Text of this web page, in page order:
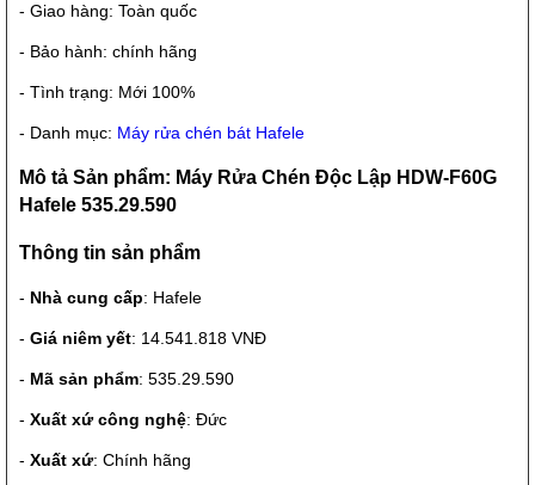
- Giao hàng: Toàn quốc
- Bảo hành: chính hãng
- Tình trạng: Mới 100%
- Danh mục: Máy rửa chén bát Hafele
Mô tả Sản phẩm: Máy Rửa Chén Độc Lập HDW-F60G
Hafele 535.29.590
Thông tin sản phẩm
- Nhà cung cấp: Hafele
- Giá niêm yết: 14.541.818 VNĐ
- Mã sản phẩm: 535.29.590
- Xuất xứ công nghệ: Đức
- Xuất xứ: Chính hãng